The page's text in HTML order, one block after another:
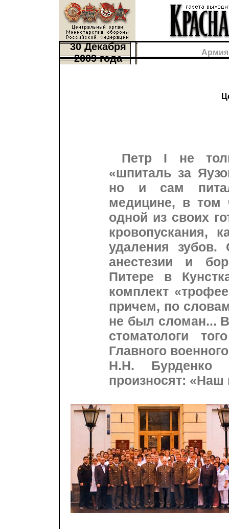
30 Декабря
2009 года
Петр I не
«шпиталь за
но и сам
медицине, в том
одной из своих
кровопускания,
удаления зубов.
анестезии и
Питере в
комплект
причем, по
не был сломан...
стоматологи
Главного
Н.Н.
произносят: «Наш